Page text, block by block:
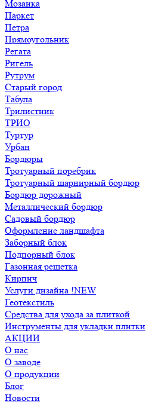
Мозаика
Паркет
Петра
Прямоугольник
Регата
Ригель
Рутрум
Старый город
Табула
Трилистник
ТРИО
Туртур
Урбан
Бордюры
Тротуарный поребрик
Тротуарный шарнирный бордюр
Бордюр дорожный
Металлический бордюр
Садовый бордюр
Оформление ландшафта
Заборный блок
Подпорный блок
Газонная решетка
Кирпич
Услуги дизайна !NEW
Геотекстиль
Средства для ухода за плиткой
Инструменты для укладки плитки
АКЦИИ
О нас
О заводе
О продукции
Блог
Новости